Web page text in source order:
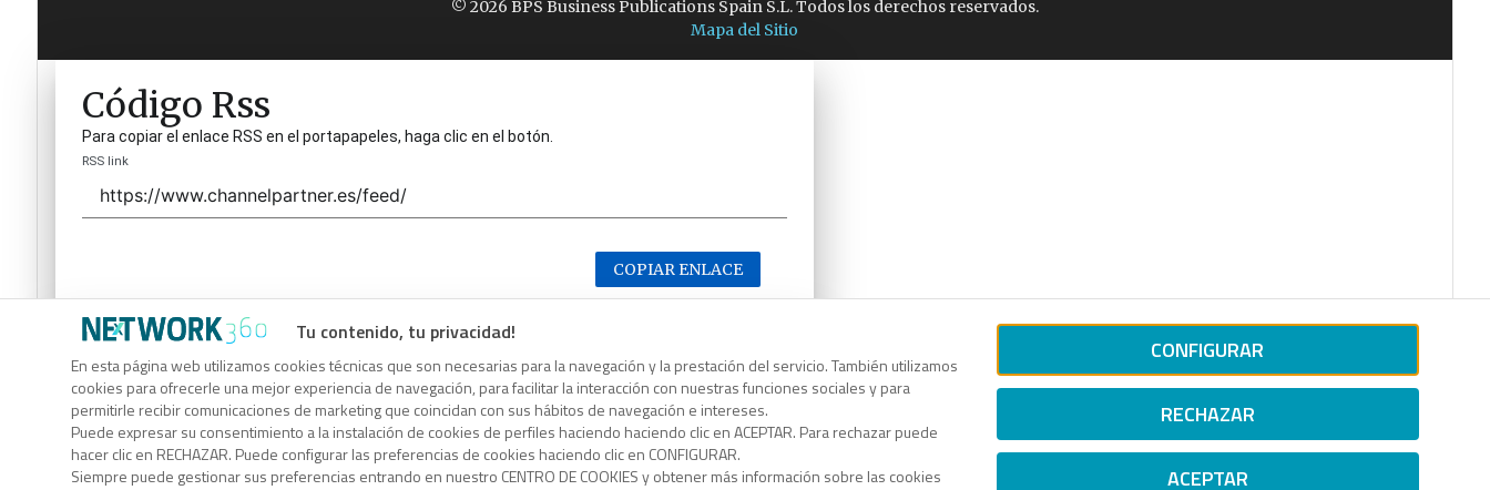
Tu contenido, tu privacidad!
En esta página web utilizamos cookies técnicas que son necesarias para la navegación y la prestación del servicio. También utilizamos
cookies para ofrecerle una mejor experiencia de navegación, para facilitar la interacción con nuestras funciones sociales y para
permitirle recibir comunicaciones de marketing que coincidan con sus hábitos de navegación e intereses.
Puede expresar su consentimiento a la instalación de cookies de perfiles haciendo haciendo clic en ACEPTAR. Para rechazar puede
hacer clic en RECHAZAR. Puede configurar las preferencias de cookies haciendo clic en CONFIGURAR.
Siempre puede gestionar sus preferencias entrando en nuestro CENTRO DE COOKIES y obtener más información sobre las cookies
CONFIGURAR
RECHAZAR
ACEPTAR
© 2026 BPS Business Publications Spain S.L. Todos los derechos reservados.
Mapa del Sitio
Código Rss
Para copiar el enlace RSS en el portapapeles, haga clic en el botón.
RSS link
COPIAR ENLACE
Código Rss
Para copiar el enlace RSS en el portapapeles, haga clic en el botón.